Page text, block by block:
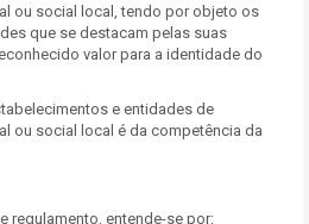
ou social local, tendo por objeto os
que se destacam pelas suas
valor para a identidade do
e entidades de
ou social local é da competência da
regulamento, entende-se por: